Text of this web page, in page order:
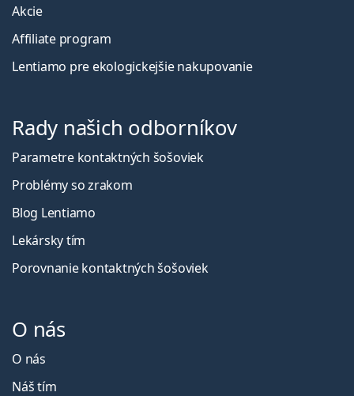
Akcie
Affiliate program
Lentiamo pre ekologickejšie nakupovanie
Rady našich odborníkov
Parametre kontaktných šošoviek
Problémy so zrakom
Blog Lentiamo
Lekársky tím
Porovnanie kontaktných šošoviek
O nás
O nás
Náš tím